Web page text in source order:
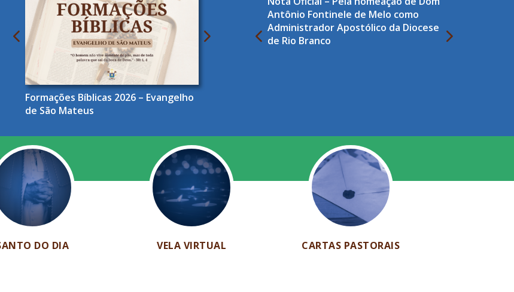
Formações Bíblicas 2026 – Evangelho
de São Mateus
Antônio Fontinele de Melo como
Administrador Apostólico da Diocese
de Rio Branco
DO DIA VELA VIRTUAL CARTAS PASTORAIS